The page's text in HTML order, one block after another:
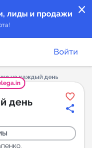
close
лиды и продажи
Войти
на каждый день
день